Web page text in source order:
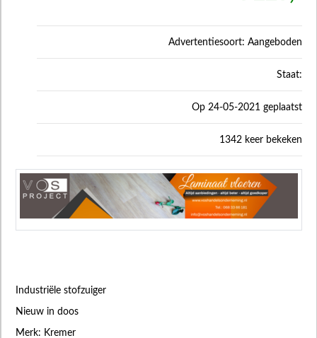
Advertentiesoort: Aangeboden
Staat:
Op 24-05-2021 geplaatst
1342 keer bekeken
Industriële stofzuiger
Nieuw in doos
Merk: Kremer